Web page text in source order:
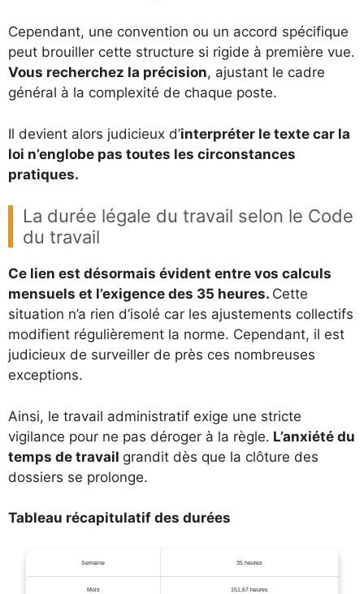
Cependant, une convention ou un accord spécifique
peut brouiller cette structure si rigide à première vue.
Vous recherchez la précision, ajustant le cadre
général à la complexité de chaque poste.
Il devient alors judicieux d’interpréter le texte car la
loi n’englobe pas toutes les circonstances
pratiques.
La durée légale du travail selon le Code
du travail
Ce lien est désormais évident entre vos calculs
mensuels et l’exigence des 35 heures. Cette
situation n’a rien d’isolé car les ajustements collectifs
modifient régulièrement la norme. Cependant, il est
judicieux de surveiller de près ces nombreuses
exceptions.
Ainsi, le travail administratif exige une stricte
vigilance pour ne pas déroger à la règle. L’anxiété du
temps de travail grandit dès que la clôture des
dossiers se prolonge.
Tableau récapitulatif des durées
Semaine 35 heures
Mois 151,67 heures